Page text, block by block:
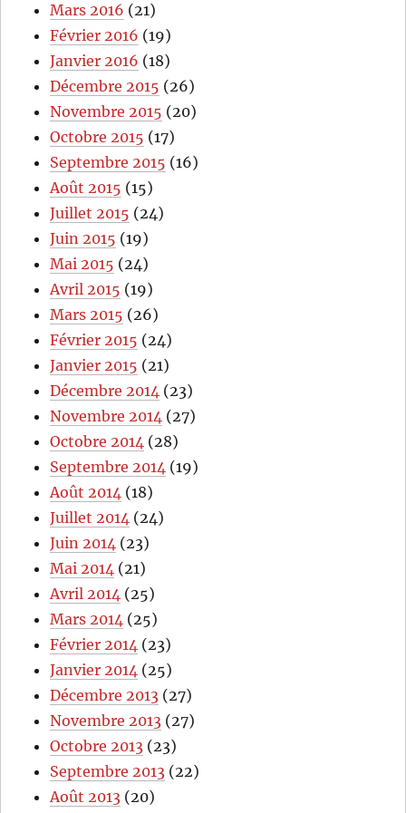
Mars 2016 (21)
Février 2016 (19)
Janvier 2016 (18)
Décembre 2015 (26)
Novembre 2015 (20)
Octobre 2015 (17)
Septembre 2015 (16)
Août 2015 (15)
Juillet 2015 (24)
Juin 2015 (19)
Mai 2015 (24)
Avril 2015 (19)
Mars 2015 (26)
Février 2015 (24)
Janvier 2015 (21)
Décembre 2014 (23)
Novembre 2014 (27)
Octobre 2014 (28)
Septembre 2014 (19)
Août 2014 (18)
Juillet 2014 (24)
Juin 2014 (23)
Mai 2014 (21)
Avril 2014 (25)
Mars 2014 (25)
Février 2014 (23)
Janvier 2014 (25)
Décembre 2013 (27)
Novembre 2013 (27)
Octobre 2013 (23)
Septembre 2013 (22)
Août 2013 (20)